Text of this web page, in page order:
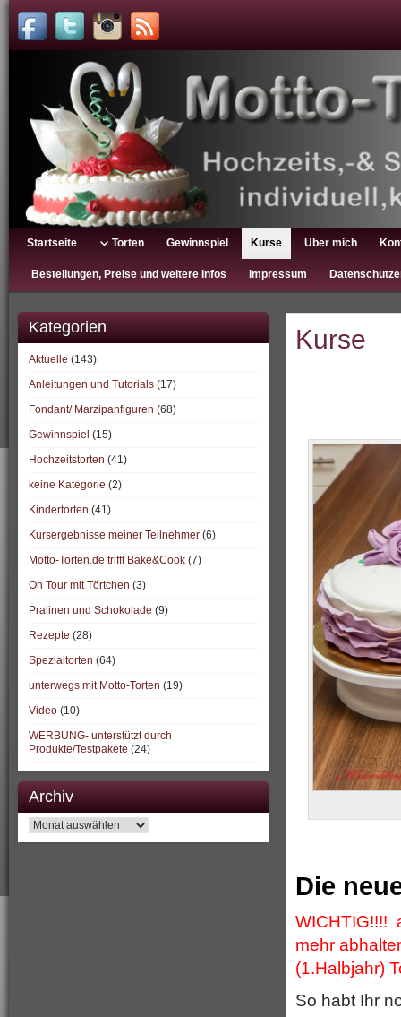
Startseite Torten Gewinnspiel Kurse Über mich
Bestellungen, Preise und weitere Infos Impressum
Kategorien
Aktuelle (143)
Anleitungen und Tutorials (17)
Fondant/ Marzipanfiguren (68)
Gewinnspiel (15)
Hochzeitstorten (41)
keine Kategorie (2)
Kindertorten (41)
Kursergebnisse meiner Teilnehmer (6)
Motto-Torten.de trifft Bake&Cook (7)
On Tour mit Törtchen (3)
Pralinen und Schokolade (9)
Rezepte (28)
Spezialtorten (64)
unterwegs mit Motto-Torten (19)
Video (10)
WERBUNG- unterstützt durch
Produkte/Testpakete (24)
Archiv
Archiv
Kurse
Die
WICHTIG!!!!
mehr
(1.Halbjahr)
So habt Ihr